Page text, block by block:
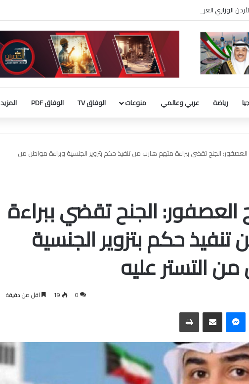
الوزاري العربي الإسلامي : إطلاق تحرك لحشد موقف دولي لاحترام الوضع التاريخي بالقدس
رياضة عربي وعالمي منوعات الوفاق TV الوفاق PDF المزيد
الجنح تقضي ببراءة متهم هارب من تنفيذ حكم بتزوير الجنسية وبراءة مواطن من
الجنح تقضي ببراءة
حكم بتزوير الجنسية
التستر عليه
0
19 اقل من دقيقة
سكايب ماسنجر مشاركة عبر البريد الطباعة